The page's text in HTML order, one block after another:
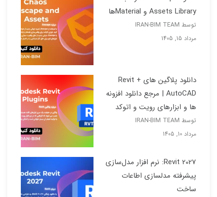
Assets Library و Materialها
توسط IRAN-BIM TEAM
مرداد 15, 1405
دانلود پلاگین های Revit +
AutoCAD | مرجع دانلود افزونه
ها و ابزارهای رویت و اتوکد
توسط IRAN-BIM TEAM
مرداد 10, 1405
Revit 2027: نرم افزار مدل‌سازی
پیشرفته مدلسازی اطاعات
ساخت